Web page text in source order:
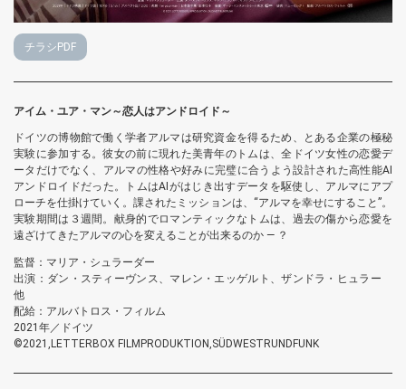
チラシPDF
アイム・ユア・マン～恋人はアンドロイド～
ドイツの博物館で働く学者アルマは研究資金を得るため、とある企業の極秘
実験に参加する。彼女の前に現れた美青年のトムは、全ドイツ女性の恋愛デ
ータだけでなく、アルマの性格や好みに完璧に合うよう設計された高性能AI
アンドロイドだった。トムはAIがはじき出すデータを駆使し、アルマにアプ
ローチを仕掛けていく。課されたミッションは、“アルマを幸せにすること”。
実験期間は３週間。献身的でロマンティックなトムは、過去の傷から恋愛を
遠ざけてきたアルマの心を変えることが出来るのか ― ？
監督：マリア・シュラーダー
出演：ダン・スティーヴンス、マレン・エッゲルト、ザンドラ・ヒュラー
他
配給：アルバトロス・フィルム
2021年／ドイツ
©2021,LETTERBOX FILMPRODUKTION,SÜDWESTRUNDFUNK